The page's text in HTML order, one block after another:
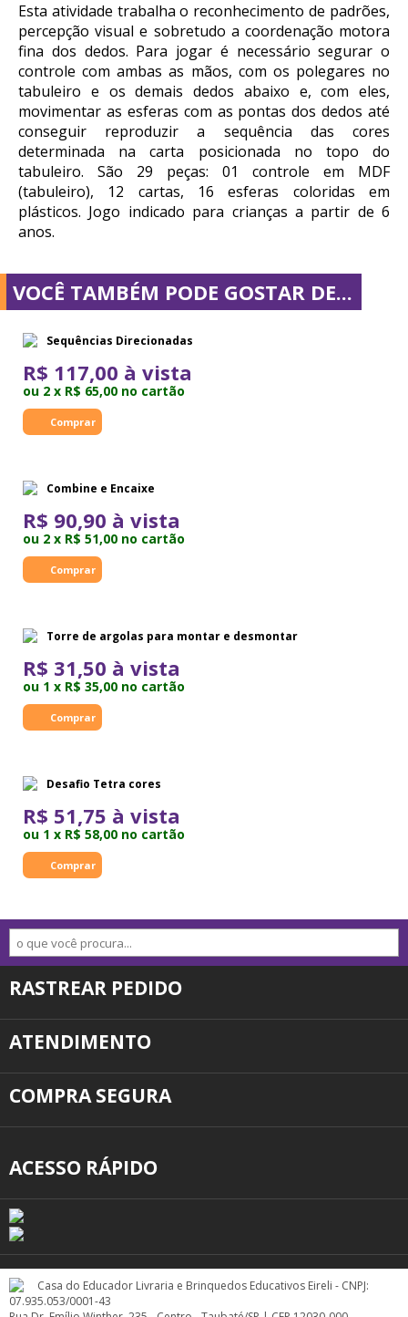
Esta atividade trabalha o reconhecimento de padrões,
percepção visual e sobretudo a coordenação motora
fina dos dedos. Para jogar é necessário segurar o
controle com ambas as mãos, com os polegares no
tabuleiro e os demais dedos abaixo e, com eles,
movimentar as esferas com as pontas dos dedos até
conseguir reproduzir a sequência das cores
determinada na carta posicionada no topo do
tabuleiro. São 29 peças: 01 controle em MDF
(tabuleiro), 12 cartas, 16 esferas coloridas em
plásticos. Jogo indicado para crianças a partir de 6
anos.
VOCÊ TAMBÉM PODE GOSTAR DE...
Sequências Direcionadas
R$ 117,00 à vista
ou 2 x R$ 65,00 no cartão
Combine e Encaixe
R$ 90,90 à vista
ou 2 x R$ 51,00 no cartão
Torre de argolas para montar e desmontar
R$ 31,50 à vista
ou 1 x R$ 35,00 no cartão
Desafio Tetra cores
R$ 51,75 à vista
ou 1 x R$ 58,00 no cartão
RASTREAR PEDIDO
ATENDIMENTO
COMPRA SEGURA
ACESSO RÁPIDO
Casa do Educador Livraria e Brinquedos Educativos Eireli - CNPJ:
07.935.053/0001-43